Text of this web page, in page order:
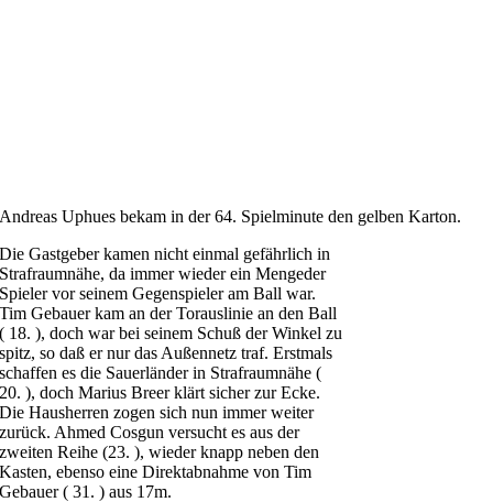
Andreas Uphues bekam in der 64. Spielminute den gelben Karton.
Die Gastgeber kamen nicht einmal gefährlich in
Strafraumnähe, da immer wieder ein Mengeder
Spieler vor seinem Gegenspieler am Ball war.
Tim Gebauer kam an der Torauslinie an den Ball
( 18. ), doch war bei seinem Schuß der Winkel zu
spitz, so daß er nur das Außennetz traf. Erstmals
schaffen es die Sauerländer in Strafraumnähe (
20. ), doch Marius Breer klärt sicher zur Ecke.
Die Hausherren zogen sich nun immer weiter
zurück. Ahmed Cosgun versucht es aus der
zweiten Reihe (23. ), wieder knapp neben den
Kasten, ebenso eine Direktabnahme von Tim
Gebauer ( 31. ) aus 17m.